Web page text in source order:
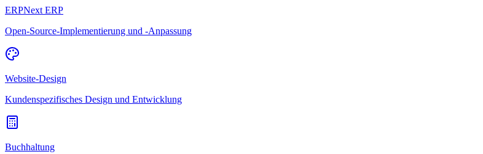
ERPNext ERP
Open-Source-Implementierung und -Anpassung
Website-Design
Kundenspezifisches Design und Entwicklung
Buchhaltung